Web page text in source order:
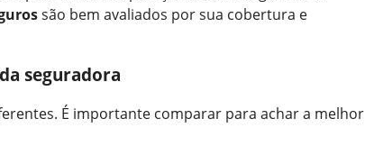
são bem avaliados por sua cobertura e
seguradora
É importante comparar para achar a melhor